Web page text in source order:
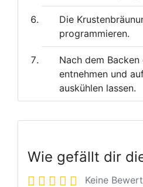
Die
programmieren.
Nach dem
entnehmen und
auskühlen lassen.
Wie gefällt dir
Keine